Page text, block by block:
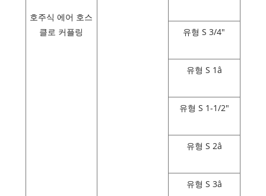
호주식 에어 호스
클로 커플링
유형 S 3/4"
유형 S 1â
유형 S 1-1/2"
유형 S 2â
유형 S 3â